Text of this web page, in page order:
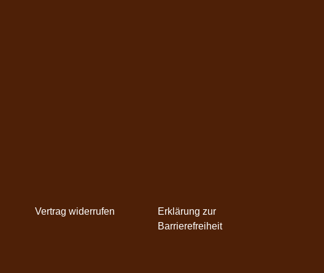
Vertrag widerrufen
Erklärung zur
Barrierefreiheit